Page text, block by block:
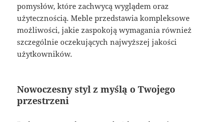
pomysłów, które zachwycą wyglądem oraz
użytecznością. Meble przedstawia kompleksowe
możliwości, jakie zaspokoją wymagania również
szczególnie oczekujących najwyższej jakości
użytkowników.
Nowoczesny styl z myślą o Twojego
przestrzeni